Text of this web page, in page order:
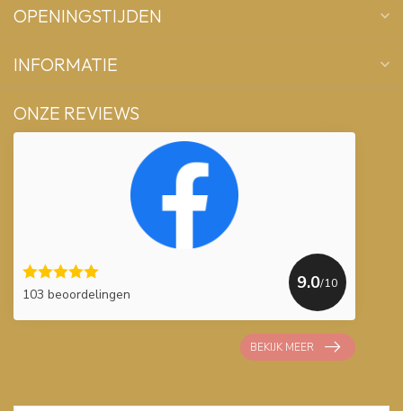
OPENINGSTIJDEN
INFORMATIE
ONZE REVIEWS
103 beoordelingen
9.0/10
BEKIJK MEER